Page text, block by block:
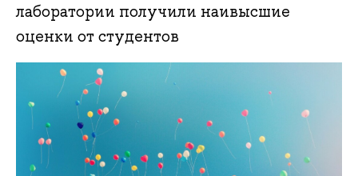
лаборатории получили наивысшие
оценки от студентов